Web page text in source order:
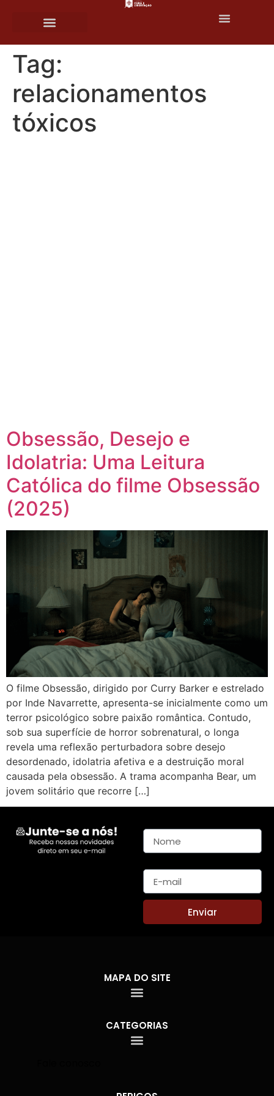
Tag:
relacionamentos
tóxicos
Obsessão, Desejo e
Idolatria: Uma Leitura
Católica do filme Obsessão
(2025)
O filme Obsessão, dirigido por Curry Barker e estrelado
por Inde Navarrette, apresenta-se inicialmente como um
terror psicológico sobre paixão romântica. Contudo,
sob sua superfície de horror sobrenatural, o longa
revela uma reflexão perturbadora sobre desejo
desordenado, idolatria afetiva e a destruição moral
causada pela obsessão. A trama acompanha Bear, um
jovem solitário que recorre […]
Enviar
MAPA DO SITE
CATEGORIAS